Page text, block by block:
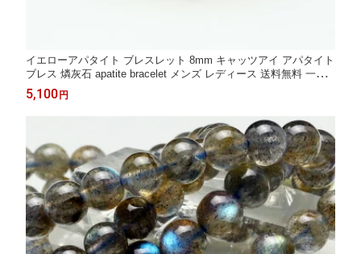
イエローアパタイト ブレスレット 8mm キャッツアイ アパタイト
ブレス 燐灰石 apatite bracelet メンズ レディース 送料無料 一点
物 111-52812
5,100 円